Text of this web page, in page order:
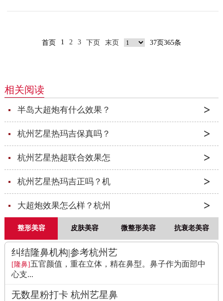
首页 1 2 3 下页 末页 37页365条
相关阅读
半岛大超炮有什么效果？
杭州艺星热玛吉保真吗？
杭州艺星热超联合效果怎
杭州艺星热玛吉正吗？机
大超炮效果怎么样？杭州
整形美容 皮肤美容 微整形美容 抗衰老美容
纠结隆鼻机构|参考杭州艺
[隆鼻]五官颜值，重在立体，精在鼻型。鼻子作为面部中
心支...
无数星粉打卡 杭州艺星鼻